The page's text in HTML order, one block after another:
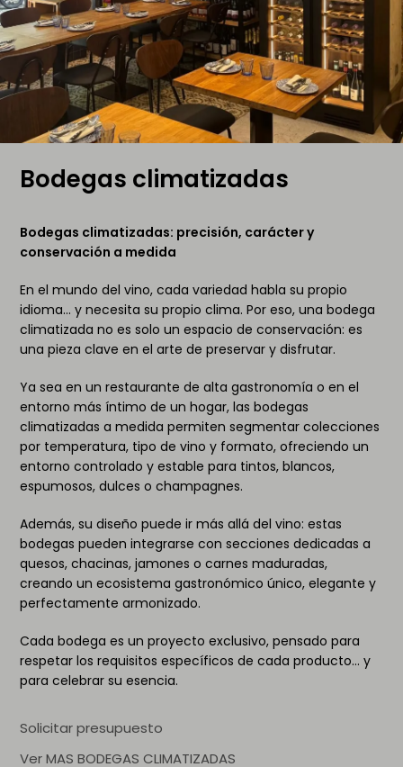
Bodegas climatizadas
Bodegas climatizadas: precisión, carácter y
conservación a medida
En el mundo del vino, cada variedad habla su propio
idioma… y necesita su propio clima. Por eso, una bodega
climatizada no es solo un espacio de conservación: es
una pieza clave en el arte de preservar y disfrutar.
Ya sea en un restaurante de alta gastronomía o en el
entorno más íntimo de un hogar, las bodegas
climatizadas a medida permiten segmentar colecciones
por temperatura, tipo de vino y formato, ofreciendo un
entorno controlado y estable para tintos, blancos,
espumosos, dulces o champagnes.
Además, su diseño puede ir más allá del vino: estas
bodegas pueden integrarse con secciones dedicadas a
quesos, chacinas, jamones o carnes maduradas,
creando un ecosistema gastronómico único, elegante y
perfectamente armonizado.
Cada bodega es un proyecto exclusivo, pensado para
respetar los requisitos específicos de cada producto… y
para celebrar su esencia.
Solicitar presupuesto
Ver MAS BODEGAS CLIMATIZADAS